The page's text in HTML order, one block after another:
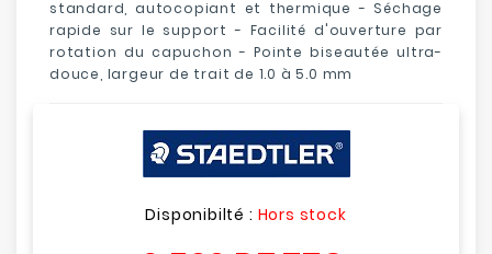
standard, autocopiant et thermique - Séchage
rapide sur le support - Facilité d'ouverture par
rotation du capuchon - Pointe biseautée ultra-
douce, largeur de trait de 1.0 à 5.0 mm
Disponibilté : Hors stock